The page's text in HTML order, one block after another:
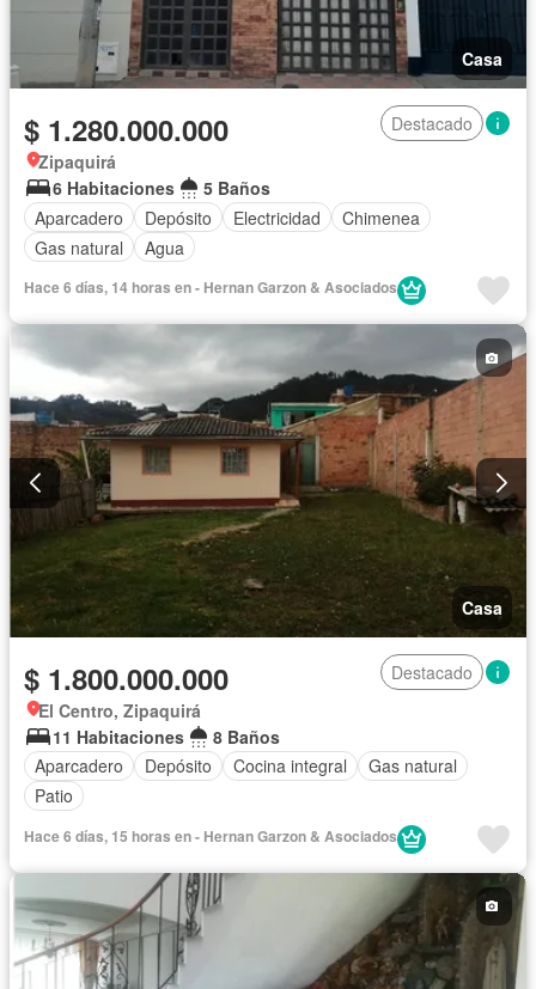
Casa
$ 1.280.000.000
Destacado
Zipaquirá
6 Habitaciones
5 Baños
Aparcadero
Depósito Electricidad
Chimenea
Gas natural
Agua
Hace 6 días, 14 horas en - Hernan Garzon & Asociados
Casa
$ 1.800.000.000
Destacado
El Centro, Zipaquirá
11 Habitaciones
8 Baños
Aparcadero
Depósito Cocina integral
Gas natural
Patio
Hace 6 días, 15 horas en - Hernan Garzon & Asociados